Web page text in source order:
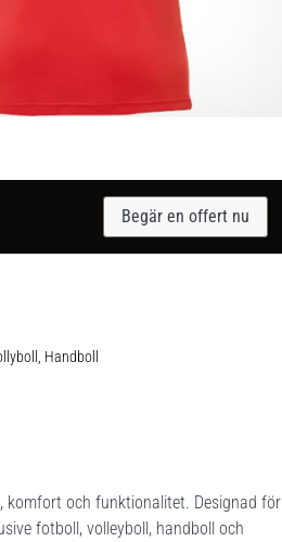
Begär en offert nu
Handboll
komfort och funktionalitet. Designad för
fotboll, volleyboll, handboll och